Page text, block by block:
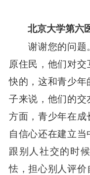
北京大学第六
谢谢您的问题
原住民，他们对
快的，这和青少
子来说，他们的
方面，青少年在
自信心还在建立
跟别人社交的时
怯，担心别人评